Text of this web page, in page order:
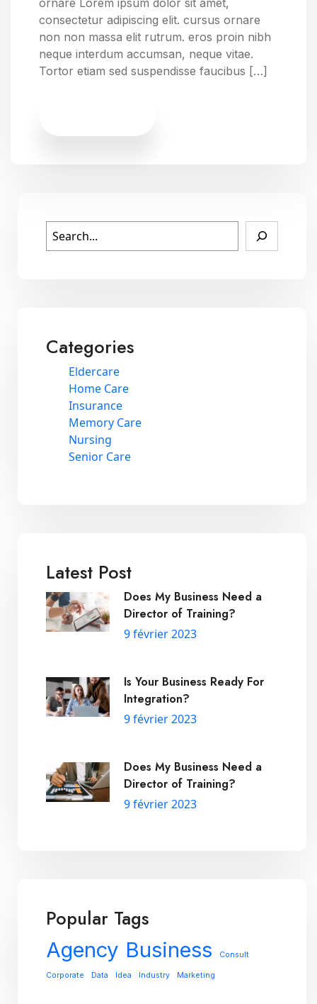
Rechercher
Categories
Eldercare
Home Care
Insurance
Memory Care
Nursing
Senior Care
Latest Post
Does My Business Need a
Director of Training?
9 février 2023
Is Your Business Ready For
Integration?
9 février 2023
Does My Business Need a
Director of Training?
9 février 2023
Popular Tags
Agency Business Consult
Corporate Data Idea Industry Marketing
consectetur adipiscing elit. cursus ornare
non non massa elit rutrum. eros proin nibh
neque interdum accumsan, neque vitae.
Tortor etiam sed suspendisse faucibus […]